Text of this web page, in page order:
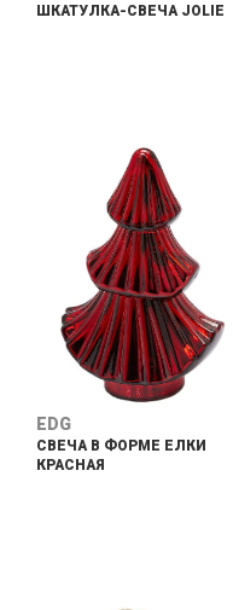
ШКАТУЛКА-СВЕЧА JOLIE
EDG
СВЕЧА В ФОРМЕ ЕЛКИ
КРАСНАЯ